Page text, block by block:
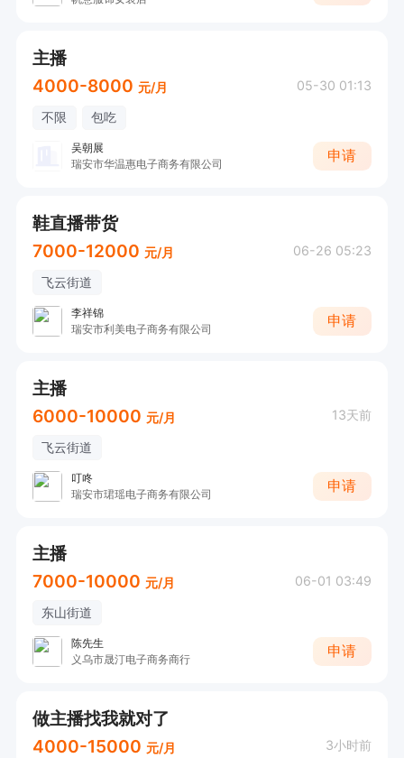
主播
4000-8000 元/月 05-30 01:13
不限 包吃
吴朝展
瑞安市华温惠电子商务有限公司
申请
鞋直播带货
7000-12000 元/月 06-26 05:23
飞云街道
李祥锦
瑞安市利美电子商务有限公司
申请
主播
6000-10000 元/月 13天前
飞云街道
叮咚
瑞安市珺瑶电子商务有限公司
申请
主播
7000-10000 元/月 06-01 03:49
东山街道
陈先生
义乌市晟汀电子商务商行
申请
做主播找我就对了
4000-15000 元/月 3小时前